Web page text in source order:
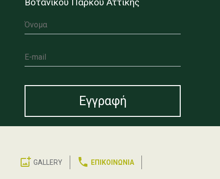
Βοτανικού Πάρκου Αττικής
Όνομα
E-mail
GALLERY ΕΠΙΚΟΙΝΩΝΙΑ